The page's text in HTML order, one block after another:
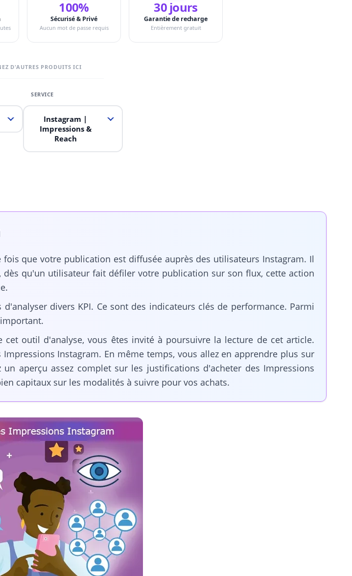
100%
Sécurisé & Privé
Aucun mot de passe requis
30 jours
Garantie de recharge
Entièrement gratuit
D'AUTRES PRODUITS ICI
Instagram |
Impressions &
Reach
que votre publication est diffusée auprès des utilisateurs Instagram. Il
qu'un utilisateur fait défiler votre publication sur son flux, cette action
divers KPI. Ce sont des indicateurs clés de performance. Parmi
outil d'analyse, vous êtes invité à poursuivre la lecture de cet article.
Instagram. En même temps, vous allez en apprendre plus sur
aperçu assez complet sur les justifications d'acheter des Impressions
capitaux sur les modalités à suivre pour vos achats.